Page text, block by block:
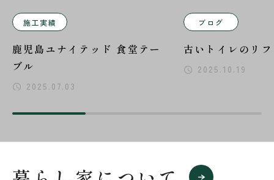
施工実績
鹿児島ユナイテッド 食堂テー
ブル
2025.07.03
ブログ
古いトイレのリ
2025.10.19